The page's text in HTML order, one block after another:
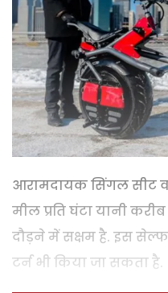
आरामदायक सिंगल सीट
मील प्रति घंटा यानी
दौड़ने में सक्षम है. इस
टर्न भी किया जा सकता है.